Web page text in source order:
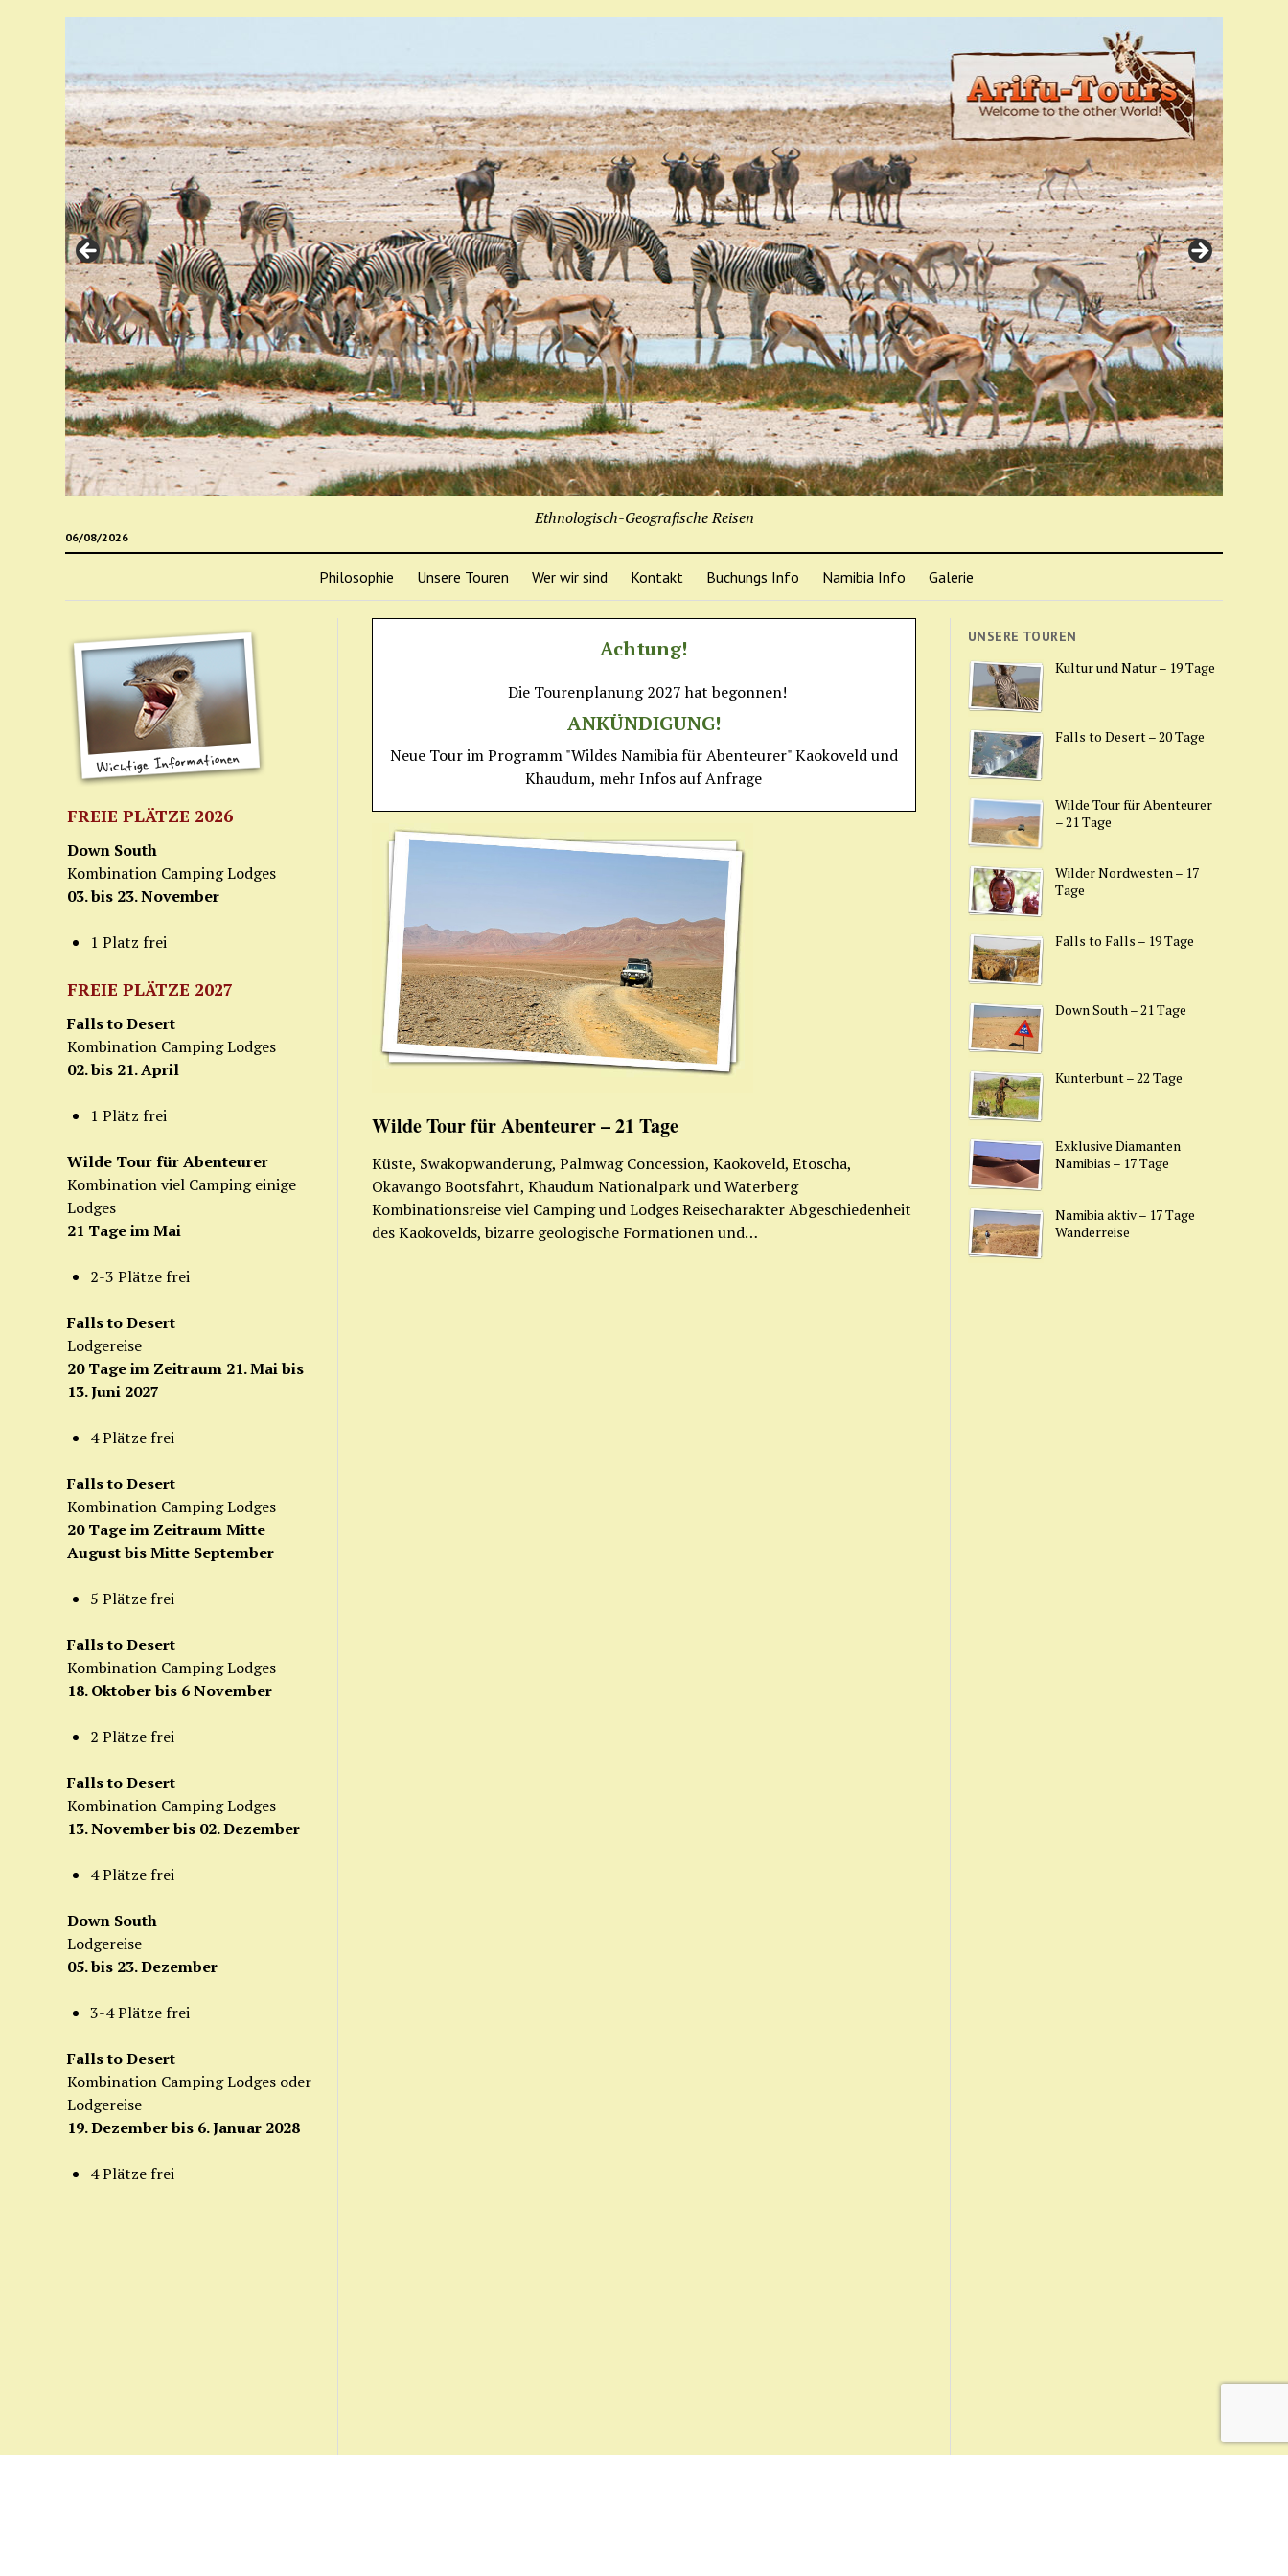
06/08/2026
Ethnologisch-Geografische Reisen
Philosophie Unsere Touren Wer wir sind Kontakt Buchungs Info Namibia Info Galerie
FREIE PLÄTZE 2026
Down South
Kombination Camping Lodges
03. bis 23. November
1 Platz frei
FREIE PLÄTZE 2027
Falls to Desert
Kombination Camping Lodges
02. bis 21. April
1 Plätz frei
Wilde Tour für Abenteurer
Kombination viel Camping einige
Lodges
21 Tage im Mai
2-3 Plätze frei
Falls to Desert
Lodgereise
20 Tage im Zeitraum 21. Mai bis
13. Juni 2027
4 Plätze frei
Falls to Desert
Kombination Camping Lodges
20 Tage im Zeitraum Mitte
August bis Mitte September
5 Plätze frei
Falls to Desert
Kombination Camping Lodges
18. Oktober bis 6 November
2 Plätze frei
Falls to Desert
Kombination Camping Lodges
13. November bis 02. Dezember
4 Plätze frei
Down South
Lodgereise
05. bis 23. Dezember
3-4 Plätze frei
Falls to Desert
Kombination Camping Lodges oder
Lodgereise
19. Dezember bis 6. Januar 2028
4 Plätze frei
Achtung!
Die Tourenplanung 2027 hat begonnen!
ANKÜNDIGUNG!
Neue Tour im Programm "Wildes Namibia für Abenteurer" Kaokoveld und
Khaudum, mehr Infos auf Anfrage
Wilde Tour für Abenteurer – 21 Tage
Küste, Swakopwanderung, Palmwag Concession, Kaokoveld, Etoscha,
Okavango Bootsfahrt, Khaudum Nationalpark und Waterberg
Kombinationsreise viel Camping und Lodges Reisecharakter Abgeschiedenheit
des Kaokovelds, bizarre geologische Formationen und…
UNSERE TOUREN
Kultur und Natur – 19 Tage
Falls to Desert – 20 Tage
Wilde Tour für Abenteurer
– 21 Tage
Wilder Nordwesten – 17
Tage
Falls to Falls – 19 Tage
Down South – 21 Tage
Kunterbunt – 22 Tage
Exklusive Diamanten
Namibias – 17 Tage
Namibia aktiv – 17 Tage
Wanderreise